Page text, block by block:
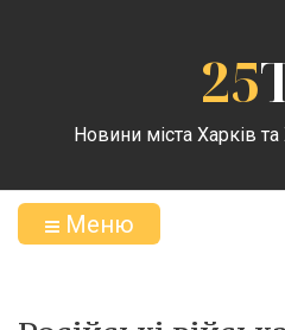
25
Новини міста Харків та
Меню